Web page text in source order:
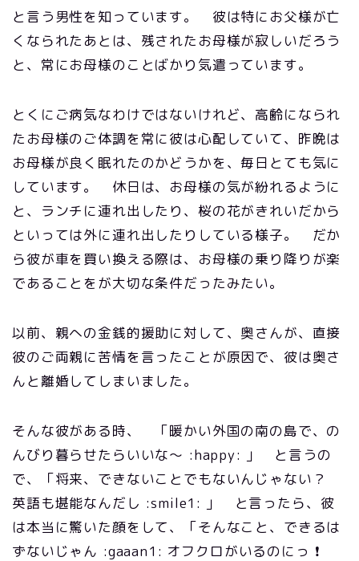
と言う男性を知っています。 彼は特にお父様が亡
くなられたあとは、残されたお母様が寂しいだろう
と、常にお母様のことばかり気遣っています。
とくにご病気なわけではないけれど、高齢になられ
たお母様のご体調を常に彼は心配していて、昨晩は
お母様が良く眠れたのかどうかを、毎日とても気に
しています。 休日は、お母様の気が紛れるように
と、ランチに連れ出したり、桜の花がきれいだから
といっては外に連れ出したりしている様子。 だか
ら彼が車を買い換える際は、お母様の乗り降りが楽
であることをが大切な条件だったみたい。
以前、親への金銭的援助に対して、奥さんが、直接
彼のご両親に苦情を言ったことが原因で、彼は奥さ
んと離婚してしまいました。
そんな彼がある時、 「暖かい外国の南の島で、の
んびり暮らせたらいいな～ :happy: 」 と言うの
で、「将来、できないことでもないんじゃない？
英語も堪能なんだし :smile1: 」 と言ったら、彼
は本当に驚いた顔をして、「そんなこと、できるは
ずないじゃん :gaaan1: オフクロがいるのにっ ❗